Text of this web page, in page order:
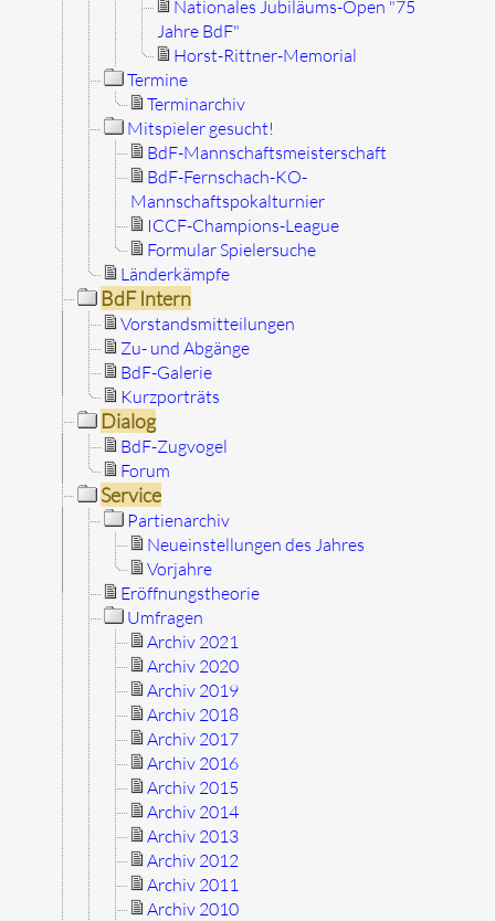
Nationales Jubiläums-Open "75
Jahre BdF"
Horst-Rittner-Memorial
Termine
Terminarchiv
Mitspieler gesucht!
BdF-Mannschaftsmeisterschaft
BdF-Fernschach-KO-
Mannschaftspokalturnier
ICCF-Champions-League
Formular Spielersuche
Länderkämpfe
BdF Intern
Vorstandsmitteilungen
Zu- und Abgänge
BdF-Galerie
Kurzporträts
Dialog
BdF-Zugvogel
Forum
Service
Partienarchiv
Neueinstellungen des Jahres
Vorjahre
Eröffnungstheorie
Umfragen
Archiv 2021
Archiv 2020
Archiv 2019
Archiv 2018
Archiv 2017
Archiv 2016
Archiv 2015
Archiv 2014
Archiv 2013
Archiv 2012
Archiv 2011
Archiv 2010